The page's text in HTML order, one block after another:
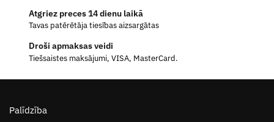
Atgriez preces 14 dienu laikā
Tavas patērētāja tiesības aizsargātas
Droši apmaksas veidi
Tiešsaistes maksājumi, VISA, MasterCard.
Palīdzība